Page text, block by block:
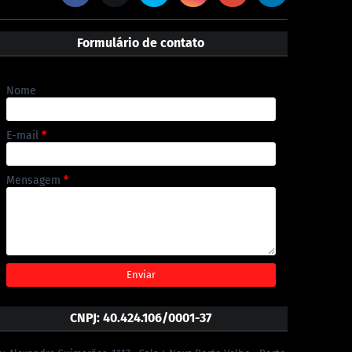
Formulário de contato
Nome
E-mail *
Mensagem *
CNPJ: 40.424.106/0001-37